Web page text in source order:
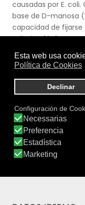
causadas por E.
base de D-manosa
capacidad de fijarse
selimine fácilmente
estudios que
Manosa. Según un
vejiga tras 30
Según otro estudio
permitieron reducir
cistitis (el 80% de
episodio de cistitis
Ver producto